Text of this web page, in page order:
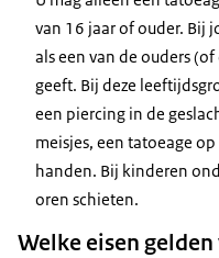
van 16 jaar of ouder. Bij
als een van de ouders
geeft. Bij deze
een piercing in de
meisjes, een tatoeage
handen. Bij kinderen
oren schieten.
Welke eisen